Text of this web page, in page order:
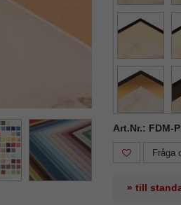
Art.Nr.: FDM-
Fråga
» till